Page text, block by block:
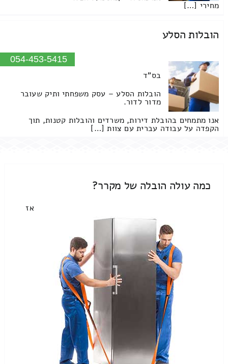
מחירי […]
הובלות הסלע
054-453-5415
בס"ד
הובלות הסלע – עסק משפחתי ותיק שעובר
מדור לדור.
אנו מתמחים בהובלת דירות, משרדים והובלות קטנות, תוך
הקפדה על עבודה עברית עם צוות […]
כמה עולה הובלה של מקרר?
אז